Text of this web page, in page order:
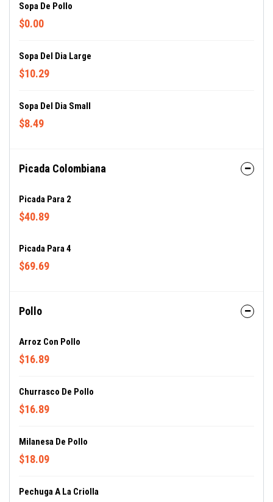
Sopa De Pollo
$0.00
Sopa Del Dia Large
$10.29
Sopa Del Dia Small
$8.49
Picada Colombiana
Picada Para 2
$40.89
Picada Para 4
$69.69
Pollo
Arroz Con Pollo
$16.89
Churrasco De Pollo
$16.89
Milanesa De Pollo
$18.09
Pechuga A La Criolla